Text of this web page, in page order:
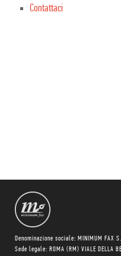
Contattaci
Denominazione sociale: MINIMUM FAX
Sede legale: ROMA (RM) VIALE DELLA